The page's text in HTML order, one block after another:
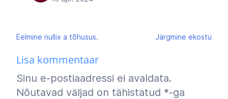
Navigeerimine
Eelmine nullix a tõhusus. Järgmine ekostu
Lisa kommentaar
Sinu e-postiaadressi ei avaldata.
Nõutavad väljad on tähistatud *-ga